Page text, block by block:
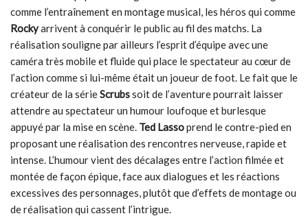
comme l’entraînement en montage musical, les héros qui comme
Rockyarrivent à conquérir le public au fil des matchs. La
réalisation souligne par ailleurs l’esprit d’équipe avec une
caméra très mobile et fluide qui place le spectateur au cœur de
l’action comme si lui-même était un joueur de foot. Le fait que le
créateur de la sérieScrubssoit de l’aventure pourrait laisser
attendre au spectateur un humour loufoque et burlesque
appuyé par la mise en scène. Ted Lassoprend le contre-pied en
proposant une réalisation des rencontres nerveuse, rapide et
intense. L’humour vient des décalages entre l’action filmée et
montée de façon épique, face aux dialogues et les réactions
excessives des personnages, plutôt que d’effets de montage ou
de réalisation qui cassent l’intrigue.